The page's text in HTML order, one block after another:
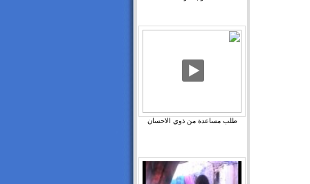
طلب مساعدة من ذوي الاحسان